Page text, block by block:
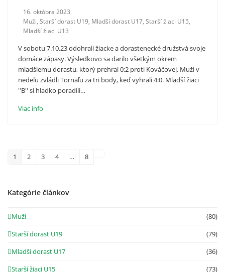
16. októbra 2023
Muži, Starší dorast U19, Mladší dorast U17, Starší žiaci U15,
Mladší žiaci U13
V sobotu 7.10.23 odohrali žiacke a dorastenecké družstvá svoje
domáce zápasy. Výsledkovo sa darilo všetkým okrem
mladšiemu dorastu, ktorý prehral 0:2 proti Kováčovej. Muži v
nedeľu zvládli Tornaľu za tri body, keď vyhrali 4:0. Mladší žiaci
''B'' si hladko poradili…
Viac info
Strana
1 Strana
2 Strana
3 Strana
4 … Strana
8
Kategórie článkov
Muži
(80)
Starší dorast U19
(79)
Mladší dorast U17
(36)
Starší žiaci U15
(73)